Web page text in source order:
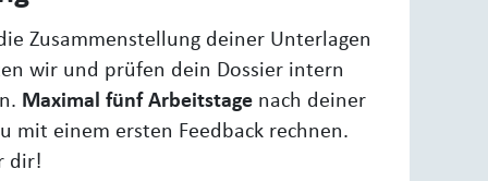
Zusammenstellung deiner Unterlagen
wir und prüfen dein Dossier intern
Maximal fünf Arbeitstage nach deiner
mit einem ersten Feedback rechnen.
dir!